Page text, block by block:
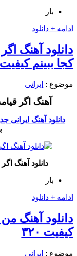
بار
ادامه + دانلود
دانلود آهنگ
کجا ببینم کیفیت ۳۲۰
موضوع : ایرانی
آهنگ اگر
دانلود آهنگ ایرانی
دانلود آهنگ
بار
ادامه + دانلود
دانلود آهنگ
کیفیت ۳۲۰
موضوع : ایرانی